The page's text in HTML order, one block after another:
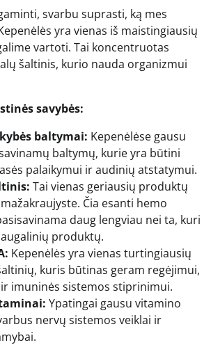
svarbu suprasti, ką mes
yra vienas iš maistingiausių
vartoti. Tai koncentruotas
šaltinis, kurio nauda organizmui
savybės:
baltymai: Kepenėlėse gausu
baltymų, kurie yra būtini
palaikymui ir audinių atstatymui.
Tai vienas geriausių produktų
Čia esanti hemo
daug lengviau nei ta, kuri
produktų.
Kepenėlės yra vienas turtingiausių
kuris būtinas geram regėjimui,
imuninės sistemos stiprinimui.
Ypatingai gausu vitamino
nervų sistemos veiklai ir